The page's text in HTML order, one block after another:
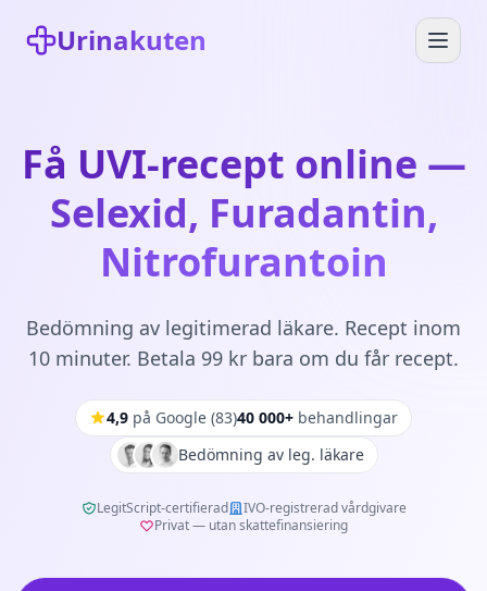
Urinakuten
Få UVI-recept online —
Selexid, Furadantin,
Nitrofurantoin
Bedömning av legitimerad läkare. Recept inom
10 minuter. Betala 99 kr bara om du får recept.
4,9 på Google (83)40 000+ behandlingar
Bedömning av leg. läkare
LegitScript-certifierad
IVO-registrerad vårdgivare
Privat — utan skattefinansiering